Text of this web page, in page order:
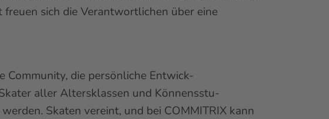
sich die Verantwortlichen über eine
Community, die persönliche Entwick-
aller Altersklassen und Könnensstu-
Skaten vereint, und bei COMMITRIX kann